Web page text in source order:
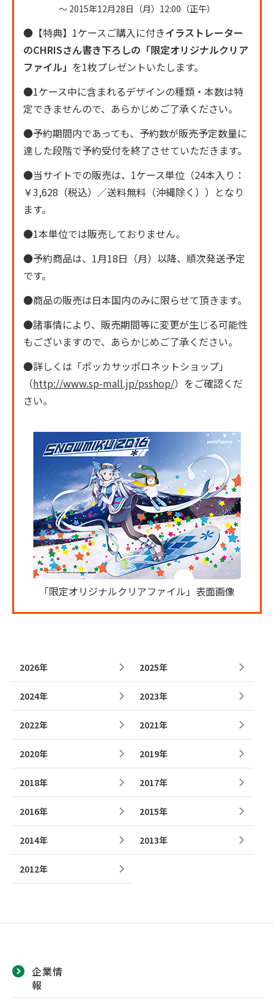
～ 2015年12月28日（月）12:00（正午）
●【特典】1ケースご購入に付きイラストレーター
のCHRISさん書き下ろしの「限定オリジナルクリア
ファイル」 を1枚プレゼントいたします。
●1ケース中に含まれるデザインの種類・本数は特
定できませんので、あらかじめご了承ください。
●予約期間内であっても、予約数が販売予定数量に
達した段階で予約受付を終了させていただきます。
●当サイトでの販売は、1ケース単位（24本入り：
￥3,628（税込）／送料無料（沖縄除く））となり
ます。
●1本単位では販売しておりません。
●予約商品は、1月18日（月）以降、順次発送予定
です。
●商品の販売は日本国内のみに限らせて頂きます。
●諸事情により、販売期間等に変更が生じる可能性
もございますので、あらかじめご了承ください。
●詳しくは「ポッカサッポロネットショップ」
（http://www.sp-mall.jp/psshop/）をご確認くだ
さい。
「限定オリジナルクリアファイル」表面画像
2026年 2025年
2024年 2023年
2022年 2021年
2020年 2019年
2018年 2017年
2016年 2015年
2014年 2013年
2012年
企業情
報